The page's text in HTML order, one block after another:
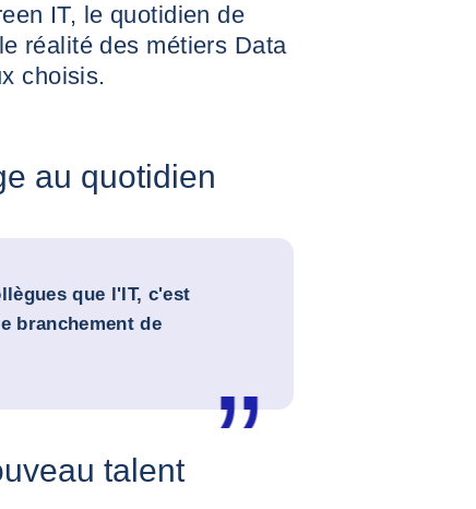
IT, le quotidien de
réalité des métiers Data
choisis.
au quotidien
que l'IT, c'est
branchement de
talent